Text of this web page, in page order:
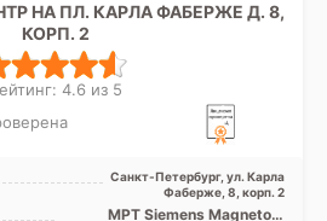
НА ПЛ. КАРЛА ФАБЕРЖЕ Д. 8,
КОРП. 2
4.6 из 5
Санкт-Петербург, ул. Карла
Фаберже, 8, корп. 2
МРТ Siemens Magnetom